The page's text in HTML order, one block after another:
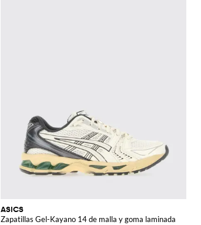
ASICS
Zapatillas Gel-Kayano 14 de malla y goma laminada